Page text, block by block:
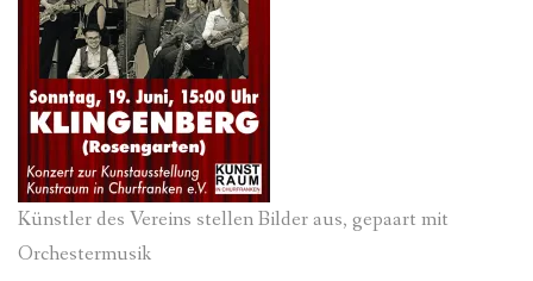
Künstler des Vereins stellen Bilder aus, gepaart mit
Orchestermusik